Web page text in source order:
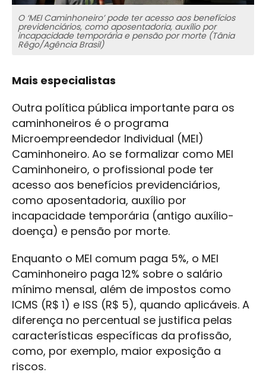
O ‘MEI Caminhoneiro’ pode ter acesso aos benefícios
previdenciários, como aposentadoria, auxílio por
incapacidade temporária e pensão por morte (Tânia
Rêgo/Agência Brasil)
Mais especialistas
Outra política pública importante para os
caminhoneiros é o programa
Microempreendedor Individual (MEI)
Caminhoneiro. Ao se formalizar como MEI
Caminhoneiro, o profissional pode ter
acesso aos benefícios previdenciários,
como aposentadoria, auxílio por
incapacidade temporária (antigo auxílio-
doença) e pensão por morte.
Enquanto o MEI comum paga 5%, o MEI
Caminhoneiro paga 12% sobre o salário
mínimo mensal, além de impostos como
ICMS (R$ 1) e ISS (R$ 5), quando aplicáveis. A
diferença no percentual se justifica pelas
características específicas da profissão,
como, por exemplo, maior exposição a
riscos.